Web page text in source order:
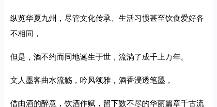
纵览华夏九州，尽管文化传承、生活习惯甚至饮食爱好各
不相同，
但是，酒不约而同地诞生于世，流淌了成千上万年。
文人墨客曲水流觞，吟风颂雅，酒香浸透笔墨，
借由酒的醉意，饮酒作赋，留下数不尽的华丽篇章千古流